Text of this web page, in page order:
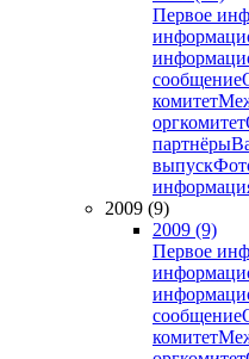
Первое
сообщение
комитет
оргкомитет
партнёры
выпуск
2009 (9)
2009 (9)
Первое
сообщение
комитет